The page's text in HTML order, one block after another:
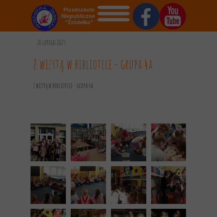
STRONA GŁÓWNA
REKRUTACJA
GALERIA
KONTAKT
DOKUMENTY
Przedszkole
Niepubliczne
"Źródełko"
20 lutego 2025
Z wizytą w bibliotece - grupa 4a
Z wizytą w bibliotece - grupa 4a